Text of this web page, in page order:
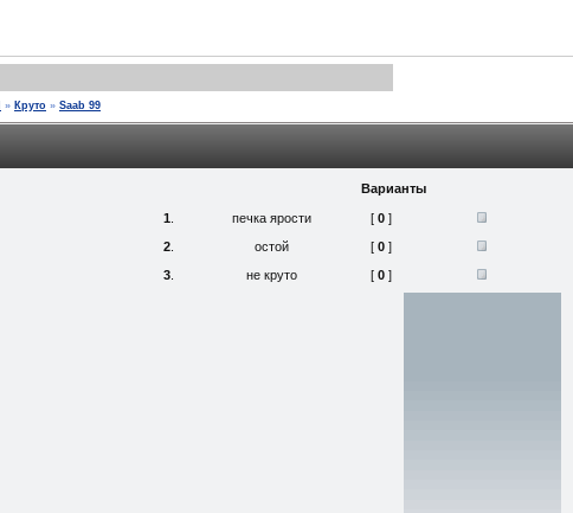
» Круто » Saab 99
Варианты
1. печка ярости [ 0]
2. остой [ 0]
3. не круто [ 0]